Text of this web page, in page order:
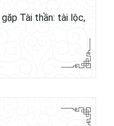
gặp Tài thần: tài lộc,